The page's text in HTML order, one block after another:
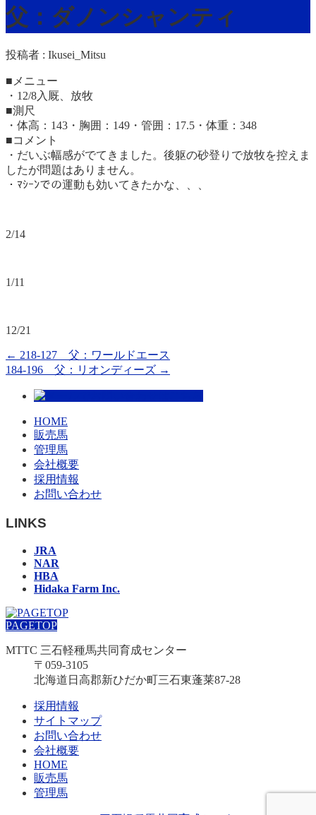
父：ダノンシャンティ
投稿者 : Ikusei_Mitsu
■メニュー
・12/8入厩、放牧
■測尺
・体高：143・胸囲：149・管囲：17.5・体重：348
■コメント
・だいぶ幅感がでてきました。後躯の砂登りで放牧を控えま
したが問題はありません。
・ﾏｼｰﾝでの運動も効いてきたかな、、、
2/14
1/11
12/21
← 218-127 父：ワールドエース
184-196 父：リオンディーズ →
HOME
販売馬
管理馬
会社概要
採用情報
お問い合わせ
LINKS
JRA
NAR
HBA
Hidaka Farm Inc.
PAGETOP
MTTC 三石軽種馬共同育成センター
〒059-3105
北海道日高郡新ひだか町三石東蓬莱87-28
採用情報
サイトマップ
お問い合わせ
会社概要
HOME
販売馬
管理馬